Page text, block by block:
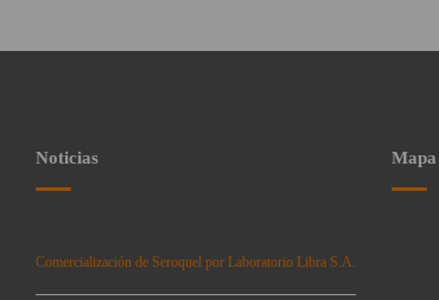
Noticias
Comercialización de Seroquel por Laboratorio Libra S.A.
Mapa